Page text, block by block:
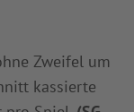
Zweifel um
kassierte